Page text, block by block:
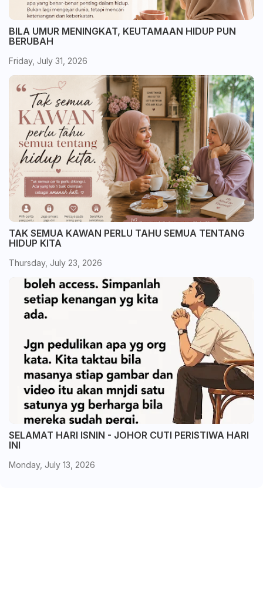
BILA UMUR MENINGKAT, KEUTAMAAN HIDUP PUN
BERUBAH
Friday, July 31, 2026
TAK SEMUA KAWAN PERLU TAHU SEMUA TENTANG
HIDUP KITA
Thursday, July 23, 2026
SELAMAT HARI ISNIN - JOHOR CUTI PERISTIWA HARI
INI
Monday, July 13, 2026